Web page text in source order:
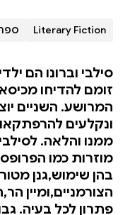
Literary Fiction
סילבי וברונו הם
זומם להדיחו
המרושע. השניים
ונקלעים
ממנו והלאה.
מוזרות כמו
בהן שימוש,גנן
הצורמניים,ומיין
פתרון לכל בעיה.